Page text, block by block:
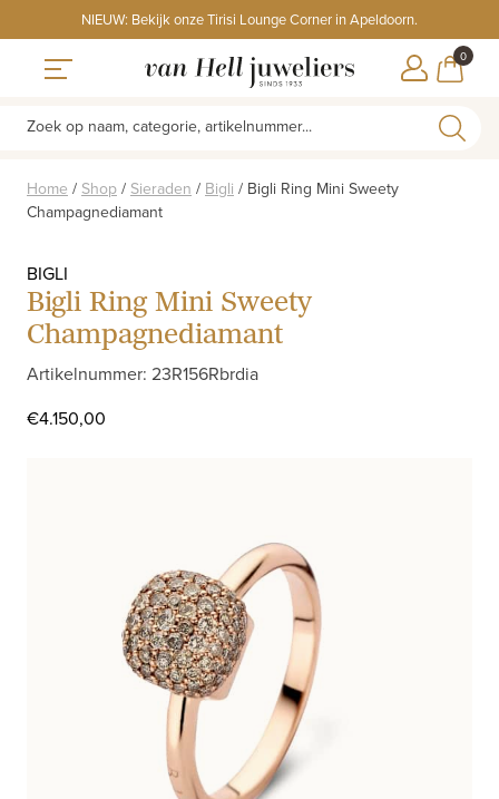
to
content
NIEUW: Bekijk onze Tirisi Lounge Corner in Apeldoorn.
0
Zoek op naam, categorie, artikelnummer...
Home / Shop / Sieraden / Bigli / Bigli Ring Mini Sweety
Champagnediamant
BIGLI
Bigli Ring Mini Sweety
Champagnediamant
Artikelnummer: 23R156Rbrdia
€4.150,00